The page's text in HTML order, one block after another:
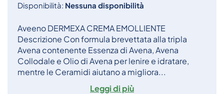
Disponibilità: Nessuna disponibilità
Aveeno DERMEXA CREMA EMOLLIENTE
Descrizione Con formula brevettata alla tripla
Avena contenente Essenza di Avena, Avena
Collodale e Olio di Avena per lenire e idratare,
mentre le Ceramidi aiutano a migliora...
Leggi di più